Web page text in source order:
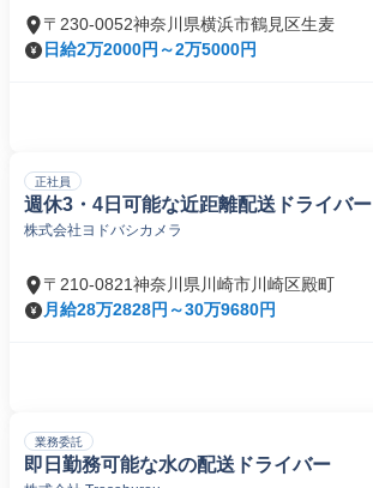
〒230-0052神奈川県横浜市鶴見区生麦
日給2万2000円～2万5000円
正社員
週休3・4日可能な近距離配送ドライバー
株式会社ヨドバシカメラ
〒210-0821神奈川県川崎市川崎区殿町
月給28万2828円～30万9680円
業務委託
即日勤務可能な水の配送ドライバー